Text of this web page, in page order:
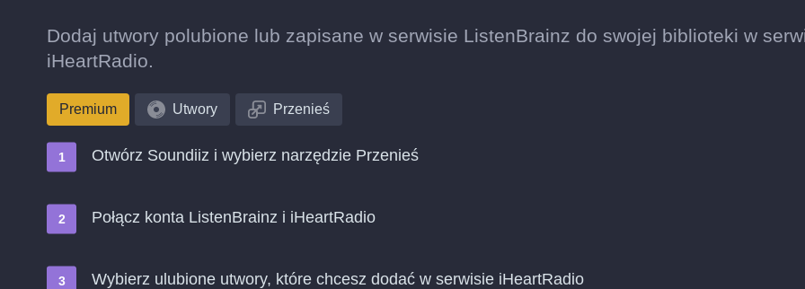
Dodaj utwory polubione lub zapisane w serwisie ListenBrainz do swojej biblioteki w
iHeartRadio.
Premium Utwory Przenieś
Otwórz Soundiiz i wybierz narzędzie Przenieś
Połącz konta ListenBrainz i iHeartRadio
Wybierz ulubione utwory, które chcesz dodać w serwisie iHeartRadio